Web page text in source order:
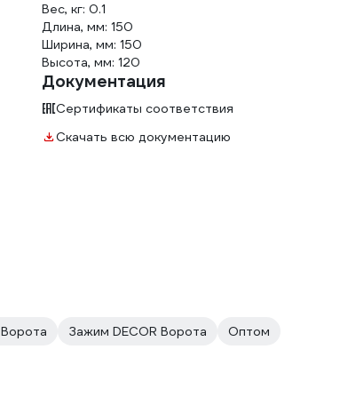
Вес, кг: 0.1
Длина, мм: 150
Ширина, мм: 150
Высота, мм: 120
Документация
Сертификаты соответствия
Скачать всю документацию
Зажим DECOR Ворота
Оптом